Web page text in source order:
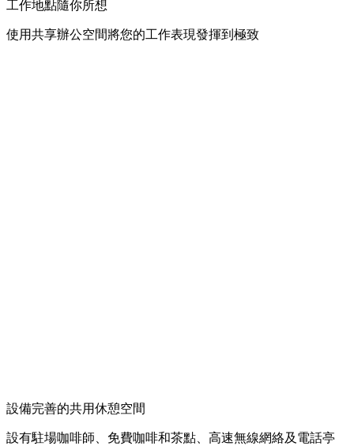
工作地點隨你所想
使用共享辦公空間將您的工作表現發揮到極致
設備完善的共用休憩空間
設有駐場咖啡師、免費咖啡和茶點、高速無線網絡及電話亭